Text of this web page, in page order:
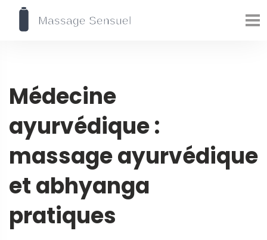
Médecine
ayurvédique :
massage ayurvédique
et abhyanga
pratiques